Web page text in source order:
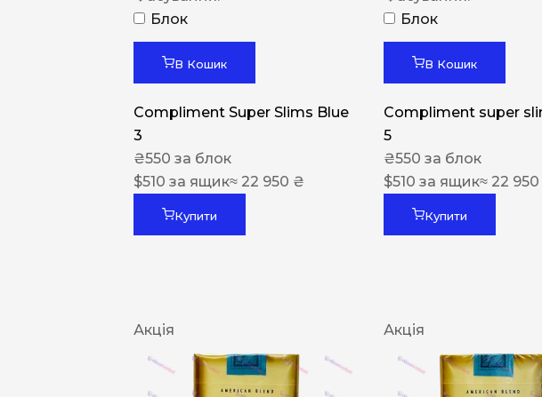
Блок
В Кошик
Compliment Super Slims Blue
3
₴550 за блок
$510 за ящик≈ 22 950 ₴
Купити
Блок
В Кошик
Compliment super
5
₴550 за блок
$510 за ящик≈ 22
Купити
Акція Акція